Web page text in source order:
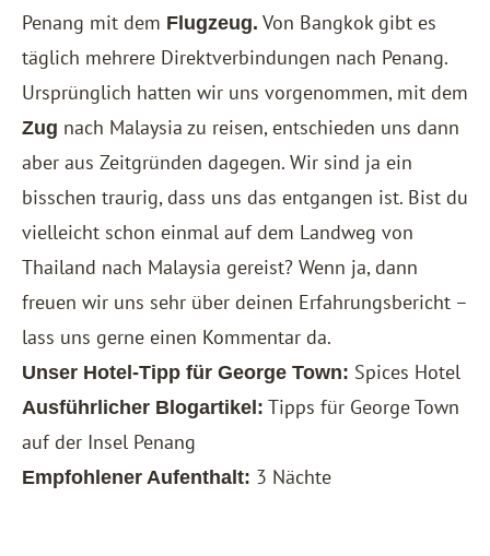
Penang mit dem Flugzeug. Von Bangkok gibt es
täglich mehrere Direktverbindungen nach Penang.
Ursprünglich hatten wir uns vorgenommen, mit dem
Zug nach Malaysia zu reisen, entschieden uns dann
aber aus Zeitgründen dagegen. Wir sind ja ein
bisschen traurig, dass uns das entgangen ist. Bist du
vielleicht schon einmal auf dem Landweg von
Thailand nach Malaysia gereist? Wenn ja, dann
freuen wir uns sehr über deinen Erfahrungsbericht –
lass uns gerne einen Kommentar da.
Unser Hotel-Tipp für George Town: Spices Hotel
Ausführlicher Blogartikel: Tipps für George Town
auf der Insel Penang
Empfohlener Aufenthalt: 3 Nächte